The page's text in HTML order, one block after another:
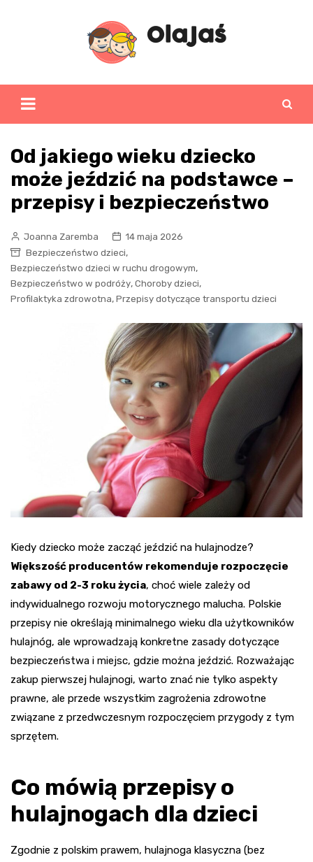
Od jakiego wieku dziecko
może jeździć na podstawce –
przepisy i bezpieczeństwo
Joanna Zaremba
14 maja 2026
Bezpieczeństwo dzieci,
Bezpieczeństwo dzieci w ruchu drogowym,
Bezpieczeństwo w podróży, Choroby dzieci,
Profilaktyka zdrowotna, Przepisy dotyczące transportu dzieci
Kiedy dziecko może zacząć jeździć na hulajnodze?
Większość producentów rekomenduje rozpoczęcie
zabawy od 2-3 roku życia, choć wiele zależy od
indywidualnego rozwoju motorycznego malucha. Polskie
przepisy nie określają minimalnego wieku dla użytkowników
hulajnóg, ale wprowadzają konkretne zasady dotyczące
bezpieczeństwa i miejsc, gdzie można jeździć. Rozważając
zakup pierwszej hulajnogi, warto znać nie tylko aspekty
prawne, ale przede wszystkim zagrożenia zdrowotne
związane z przedwczesnym rozpoczęciem przygody z tym
sprzętem.
Co mówią przepisy o
hulajnogach dla dzieci
Zgodnie z polskim prawem, hulajnoga klasyczna (bez